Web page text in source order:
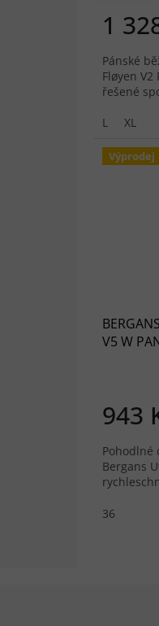
1
Pánské
Fløyen
řešené
L XL
Výprodej
V5 W
943
Pohodlné
Bergans
36